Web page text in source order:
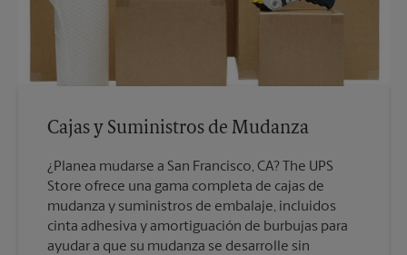
Cajas y Suministros de Mudanza
¿Planea mudarse a San Francisco, CA? The UPS
Store ofrece una gama completa de cajas de
mudanza y suministros de embalaje, incluidos
cinta adhesiva y amortiguación de burbujas para
ayudar a que su mudanza se desarrolle sin